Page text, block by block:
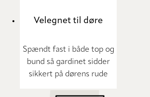
Velegnet til døre
Spændt fast i både top og
bund så gardinet sidder
sikkert på dørens rude